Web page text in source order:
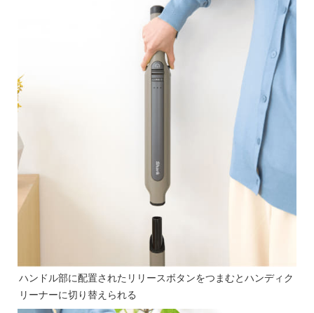
ハンドル部に配置されたリリースボタンをつまむとハンディク
リーナーに切り替えられる